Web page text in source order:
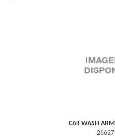
CAR WASH
28627